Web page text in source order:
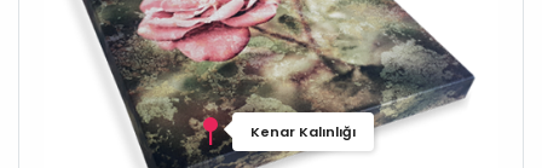
Kenar Kalınlığı